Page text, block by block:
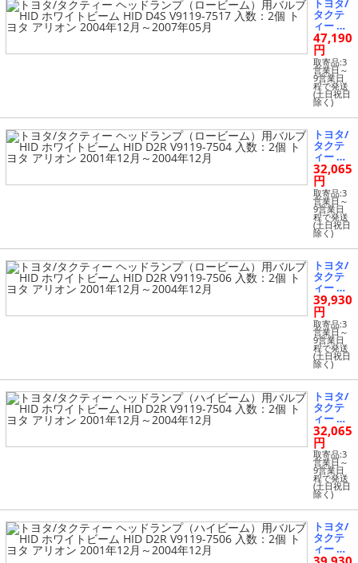
HID D4
R V9119
-7516 入
数：2個
トヨタ
アリオ
ン 2007
年06月
～2010
年04月
トヨタ/
タクテ
ィー ヘ
ッドラ
ンプ
（ロー
ビー
ム）用
バルブ
HID ホ
ワイト
ビーム
HID D4
S V9119
-7517 入
数：2個
トヨタ
アリオ
ン 2004
年12月
～2007
年05月
47,190
円
取寄品:3
営業日～
9営業日
程で発送
(土日祝日
除く)
トヨタ/
タクテ
ィー ヘ
ッドラ
ンプ
（ロー
ビー
ム）用
バルブ
HID ホ
ワイト
ビーム
HID D2
R V9119
-7504 入
数：2個
トヨタ
アリオ
ン 2001
年12月
～2004
年12月
32,065
円
取寄品:3
営業日～
9営業日
程で発送
(土日祝日
除く)
トヨタ/
タクテ
ィー ヘ
ッドラ
ンプ
（ロー
ビー
ム）用
バルブ
HID ホ
ワイト
ビーム
HID D2
R V9119
-7506 入
数：2個
トヨタ
アリオ
ン 2001
年12月
～2004
年12月
39,930
円
取寄品:3
営業日～
9営業日
程で発送
(土日祝日
除く)
トヨタ/
タクテ
ィー ヘ
ッドラ
ンプ
（ハイ
ビー
ム）用
バルブ
HID ホ
ワイト
ビーム
HID D2
R V9119
-7504 入
32,065
円
取寄品:3
営業日～
9営業日
程で発送
(土日祝日
除く)
トヨタ/
タクテ
ィー ヘ